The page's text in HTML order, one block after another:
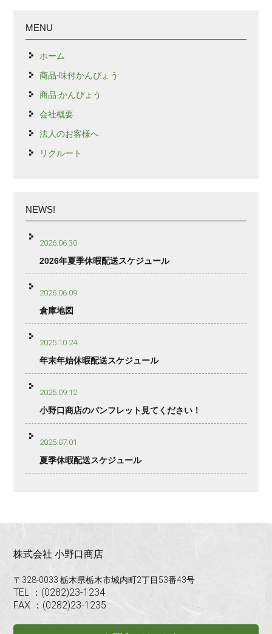
MENU
ホーム
商品-味付かんぴょう
商品-かんぴょう
会社概要
法人のお客様へ
リクルート
NEWS!
2026.06.30
2026年夏季休暇配送スケジュール
2026.06.09
倉庫地図
2025.10.24
年末年始休暇配送スケジュール
2025.09.12
小野口商店のパンフレット見てください！
2025.07.01
夏季休暇配送スケジュール
株式会社 小野口商店
〒328-0033 栃木県栃木市城内町2丁目53番43号
TEL ：(0282)23-1234
FAX ：(0282)23-1235